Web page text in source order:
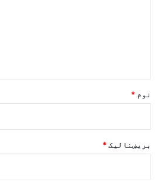
نوم *
بریښنالیک *